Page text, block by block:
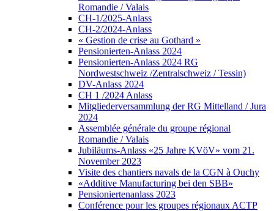
Romandie / Valais
CH-1/2025-Anlass
CH-2/2024-Anlass
« Gestion de crise au Gothard »
Pensionierten-Anlass 2024
Pensionierten-Anlass 2024 RG
Nordwestschweiz /Zentralschweiz / Tessin)
DV-Anlass 2024
CH 1 /2024 Anlass
Mitgliederversammlung der RG Mittelland / Jura
2024
Assemblée générale du groupe régional
Romandie / Valais
Jubiläums-Anlass «25 Jahre KVöV» vom 21.
November 2023
Visite des chantiers navals de la CGN à Ouchy
«Additive Manufacturing bei den SBB»
Pensioniertenanlass 2023
Conférence pour les groupes régionaux ACTP